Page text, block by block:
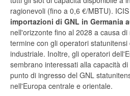
ragionevoli (fino a 0,6 €/MBTU).
importazioni di GNL in Germania
nell'orizzonte fino al 2028 a causa
termine con gli operatori
industriale. Inoltre, gli operatori
sembrano interessati alla capacità
punto di ingresso del GNL
nell'Europa centrale e orientale.